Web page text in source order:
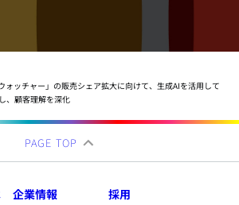
ォッチャー」の販売シェア拡大に向けて、生成AIを活用して
、顧客理解を深化
PAGE TOP
企業情報 採用